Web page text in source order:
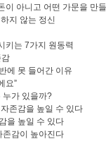
이 아니고 어떤 가문을 만
지 않는 정신
키는 7가지 원동력
감
에 못 들어간 이유
요”
누가 있을까?
존감을 높일 수 있다
을 높일 수 있다
존감이 높아진다